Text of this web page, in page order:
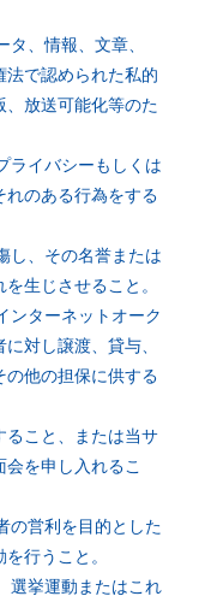
、情報、文章、
で認められた私的
放送可能化等のた
ライバシーもしくは
れのある行為をする
し、その名誉または
生じさせること。
ンターネットオーク
対し譲渡、貸与、
他の担保に供する
ること、または当サ
を申し入れるこ
の営利を目的とした
行うこと。
選挙運動またはこれ